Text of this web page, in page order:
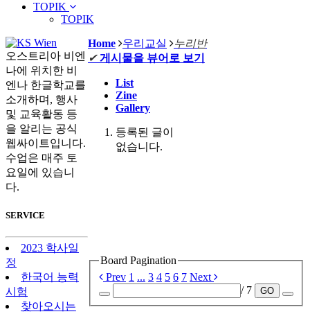
TOPIK
TOPIK
Home 우리교실
누리반
✔ 게시물을 뷰어로 보기
List
Zine
Gallery
등록된 글이
없습니다.
Board Pagination
Prev 1 ... 3 4 5 6 7 Next
/ 7
GO
오스트리아 비엔
나에 위치한 비
엔나 한글학교를
소개하며, 행사
및 교육활동 등
을 알리는 공식
웹싸이트입니다.
수업은 매주 토
요일에 있습니
다.
SERVICE
2023 학사일
정
한국어 능력
시험
찾아오시는